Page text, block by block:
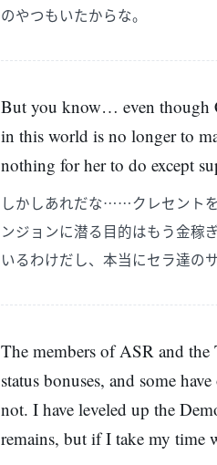
のやつもいたからな。
But you know… even though
in this world is no longer to
nothing for her to do except
しかしあれだな……クレセント
ンジョンに潜る目的はもう金稼
いるわけだし、本当にセラ達の
The members of ASR and
status bonuses, and some
not. I have leveled up the
remains, but if I take my